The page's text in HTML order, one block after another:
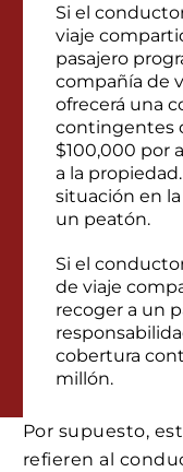
Si el
viaje
pasajero
compañía de
ofrecerá una
contingentes
$100,000 por
a la
situación en
un peatón.
Si el
de viaje
recoger a un
cobertura
millón.
Por supuesto,
refieren al